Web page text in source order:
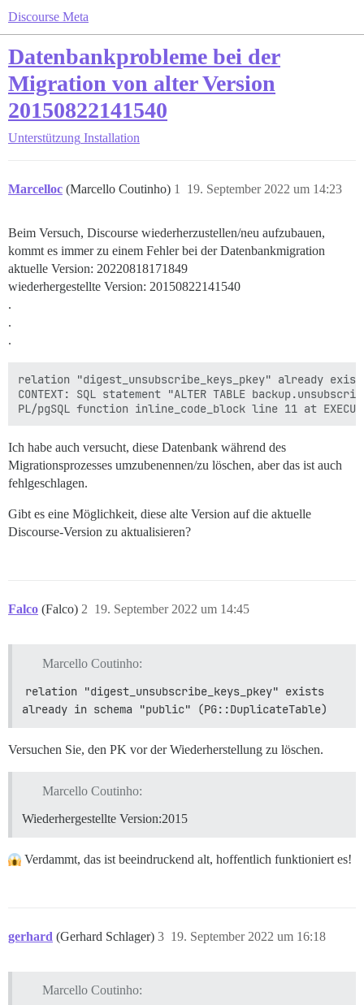
Discourse Meta
Datenbankprobleme bei der
Migration von alter Version
20150822141540
Unterstützung Installation
Marcelloc (Marcello Coutinho) 19. September 2022 um 14:23
1
Beim Versuch, Discourse wiederherzustellen/neu aufzubauen,
kommt es immer zu einem Fehler bei der Datenbankmigration
aktuelle Version: 20220818171849
wiederhergestellte Version: 20150822141540
.
.
.
relation "digest_unsubscribe_keys_pkey" already
CONTEXT: SQL statement "ALTER TABLE
Ich habe auch versucht, diese Datenbank während des
Migrationsprozesses umzubenennen/zu löschen, aber das ist auch
fehlgeschlagen.
Gibt es eine Möglichkeit, diese alte Version auf die aktuelle
Discourse-Version zu aktualisieren?
Falco (Falco) 19. September 2022 um 14:45
2
Marcello Coutinho:
relation "digest_unsubscribe_keys_pkey" exists
already in schema "public" (PG::DuplicateTable)
Versuchen Sie, den PK vor der Wiederherstellung zu löschen.
Marcello Coutinho:
Wiederhergestellte Version:2015
Verdammt, das ist beeindruckend alt, hoffentlich funktioniert es!
gerhard (Gerhard Schlager) 19. September 2022 um 16:18
3
Marcello Coutinho: